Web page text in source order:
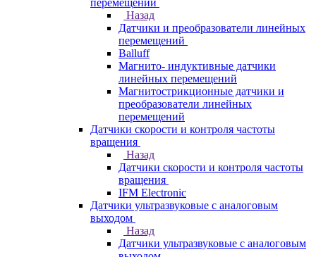
перемещений
Назад
Датчики и преобразователи линейных
перемещений
Balluff
Магнито- индуктивные датчики
линейных перемещений
Магнитострикционные датчики и
преобразователи линейных
перемещений
Датчики скорости и контроля частоты
вращения
Назад
Датчики скорости и контроля частоты
вращения
IFM Electronic
Датчики ультразвуковые с аналоговым
выходом
Назад
Датчики ультразвуковые с аналоговым